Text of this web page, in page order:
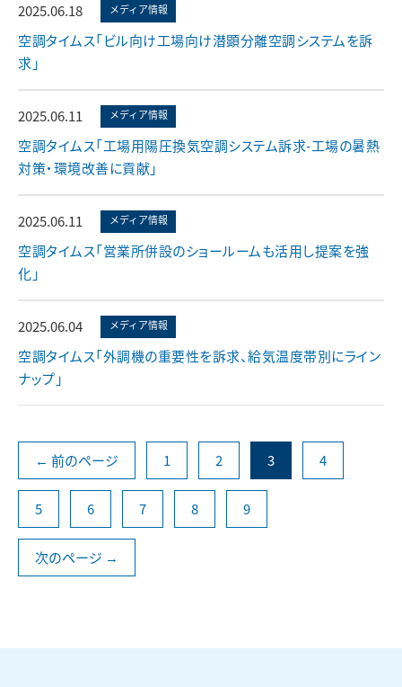
2025.06.18 メディア情報
空調タイムス「ビル向け工場向け潜顕分離空調システムを訴
求」
2025.06.11 メディア情報
空調タイムス「工場用陽圧換気空調システム訴求-工場の暑熱
対策・環境改善に貢献」
2025.06.11 メディア情報
空調タイムス「営業所併設のショールームも活用し提案を強
化」
2025.06.04 メディア情報
空調タイムス「外調機の重要性を訴求、給気温度帯別にライン
ナップ」
← 前のページ 1 2 3 4
5 6 7 8 9
次のページ →